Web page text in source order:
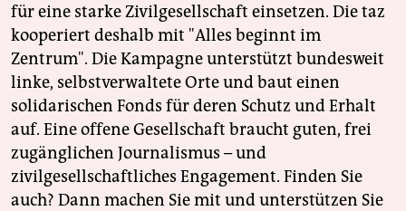
für eine starke Zivilgesellschaft einsetzen. Die taz
kooperiert deshalb mit "Alles beginnt im
Zentrum". Die Kampagne unterstützt bundesweit
linke, selbstverwaltete Orte und baut einen
solidarischen Fonds für deren Schutz und Erhalt
auf. Eine offene Gesellschaft braucht guten, frei
zugänglichen Journalismus – und
zivilgesellschaftliches Engagement. Finden Sie
auch? Dann machen Sie mit und unterstützen Sie